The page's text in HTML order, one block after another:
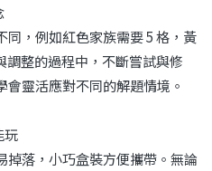
，例如紅色家族需要 5 格，黃
調整的過程中，不斷嘗試與修
靈活應對不同的解題情境。
玩
落，小巧盒裝方便攜帶。無論